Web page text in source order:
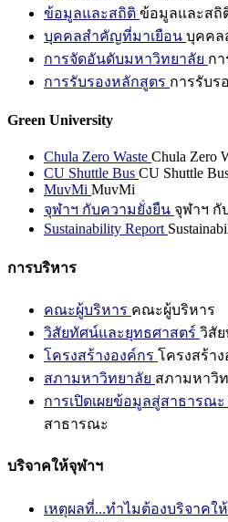
ข้อมูลและสถิติ ข้อมูลและสถิ
บุคคลสำคัญที่มาเยือน บุคคล
การจัดอันดับมหาวิทยาลัย ก
การรับรองหลักสูตร การรับร
Green University
Chula Zero Waste Chula Zero
CU Shuttle Bus CU Shuttle
MuvMi MuvMi
จุฬาฯ กับความยั่งยืน จุฬาฯ กั
Sustainability Report
การบริหาร
คณะผู้บริหาร คณะผู้บริหาร
วิสัยทัศน์และยุทธศาสตร์ วิสั
โครงสร้างองค์กร โครงสร้า
สภามหาวิทยาลัย สภามหาวิ
การเปิดเผยข้อมูลสู่สาธารณะ
สาธารณะ
บริจาคให้จุฬาฯ
เหตุผลที่...ทำไมต้องบริจาคใ